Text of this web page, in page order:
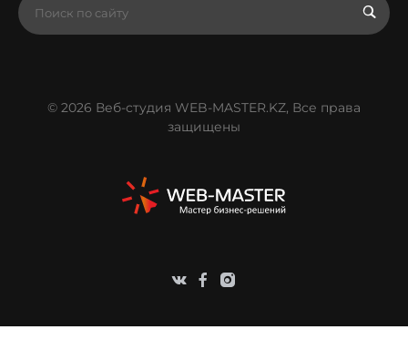
© 2026 Веб-студия WEB-MASTER.KZ, Все права
защищены